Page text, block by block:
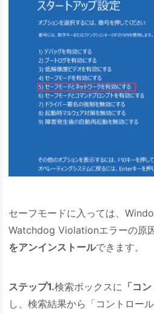
セーフモードに入っては、
Watchdog Violationエラーの原
をアンインストールできます。
ステップ1.検索ボックスに 「コ
し、検索結果から「コントロー